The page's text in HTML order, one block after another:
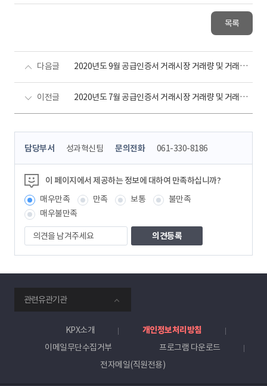
목록
다음글 2020년도 9월 공급인증서 거래시장 거래량 및 거래금액
이전글 2020년도 7월 공급인증서 거래시장 거래량 및 거래금액
콘
츠
정
보
책
임
자
담당부서 성과혁신팀 문의전화 061-330-8186
이 페이지에서 제공하는 정보에 대하여 만족하십니까?
매우만족
만족 보통
불만족
매우불만족
의
견
을
겨
주
세
요
관련유관기관
KPX소개
개인정보처리방침
이메일무단수집거부
프로그램 다운로드
전자메일(직원전용)